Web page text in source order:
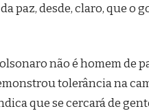
paz, desde, claro, que o
não é homem de
tolerância na
que se cercará de